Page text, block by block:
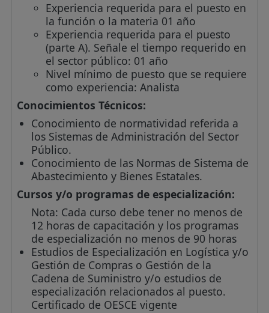
Experiencia requerida para el puesto en
la función o la materia 01 año
Experiencia requerida para el puesto
(parte A). Señale el tiempo requerido en
el sector público: 01 año
Nivel mínimo de puesto que se requiere
como experiencia: Analista
Conocimientos Técnicos:
Conocimiento de normatividad referida a
los Sistemas de Administración del Sector
Público.
Conocimiento de las Normas de Sistema de
Abastecimiento y Bienes Estatales.
Cursos y/o programas de especialización:
Nota: Cada curso debe tener no menos de
12 horas de capacitación y los programas
de especialización no menos de 90 horas
Estudios de Especialización en Logística y/o
Gestión de Compras o Gestión de la
Cadena de Suministro y/o estudios de
especialización relacionados al puesto.
Certificado de OESCE vigente